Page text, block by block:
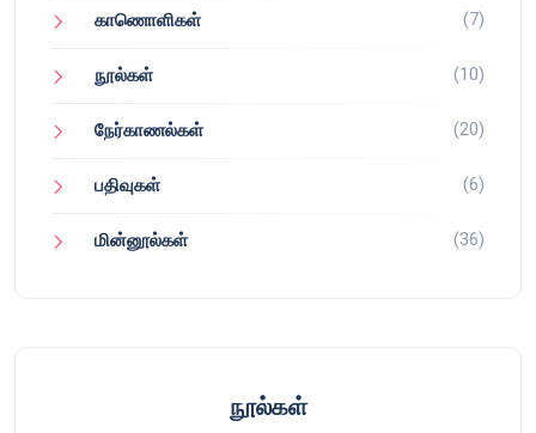
காணொளிகள் (7)
நூல்கள் (10)
நேர்காணல்கள் (20)
பதிவுகள் (6)
மின்னூல்கள் (36)
நூல்கள்